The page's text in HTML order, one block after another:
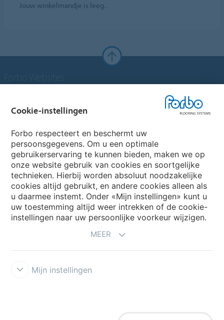
Jouw winkelmandje is leeg...
Forbo Flooring Systems
Forbo Movement Systems
Kies een land
Cookie-instellingen
Forbo respecteert en beschermt uw
persoonsgegevens. Om u een optimale
gebruikerservaring te kunnen bieden, maken we op
onze website gebruik van cookies en soortgelijke
technieken. Hierbij worden absoluut noodzakelijke
cookies altijd gebruikt, en andere cookies alleen als
u daarmee instemt. Onder «Mijn instellingen» kunt u
uw toestemming altijd weer intrekken of de cookie-
instellingen naar uw persoonlijke voorkeur wijzigen.
MEER
Mijn instellingen